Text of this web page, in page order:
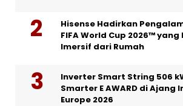
Hisense Hadirkan
FIFA World Cup 2026™
Imersif dari Rumah
Inverter Smart String 506
Smarter E AWARD di Ajang
Europe 2026